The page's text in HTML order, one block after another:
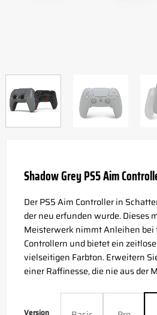
Shadow Grey PS5 Aim
Der PS5 Aim Controller in
der neu erfunden wurde. Dieses
Meisterwerk nimmt Anleihen
Controllern und bietet ein
vielseitigen Farbton. Erweitern
einer Raffinesse, die nie aus der